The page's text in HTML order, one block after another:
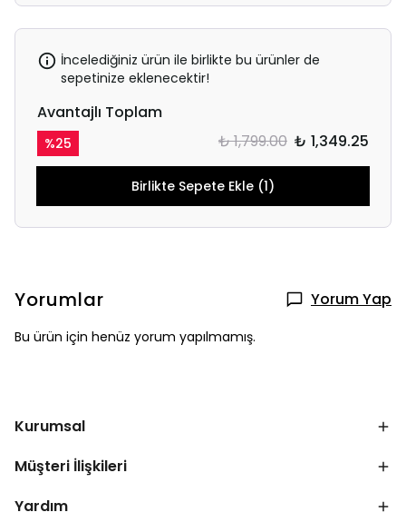
İncelediğiniz ürün ile birlikte bu ürünler de
sepetinize eklenecektir!
Avantajlı Toplam
%25 ₺ 1,799.00 ₺ 1,349.25
Birlikte Sepete Ekle (1)
Yorumlar Yorum Yap
Bu ürün için henüz yorum yapılmamış.
Kurumsal
Müşteri İlişkileri
Yardım